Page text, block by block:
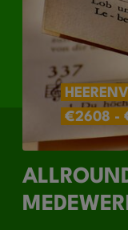
€2608 -